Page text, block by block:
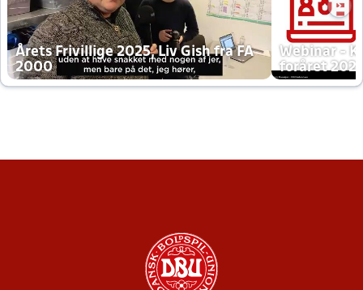
Årets Frivillige 2025, Liv Gish fra FA
2000
Webinar -
foråret